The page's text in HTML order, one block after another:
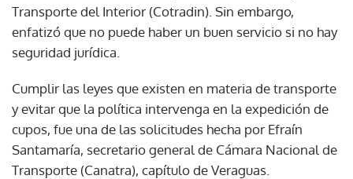
Transporte del Interior (Cotradin). Sin embargo,
enfatizó que no puede haber un buen servicio si no hay
seguridad jurídica.
Cumplir las leyes que existen en materia de transporte
y evitar que la política intervenga en la expedición de
cupos, fue una de las solicitudes hecha por Efraín
Santamaría, secretario general de Cámara Nacional de
Transporte (Canatra), capítulo de Veraguas.